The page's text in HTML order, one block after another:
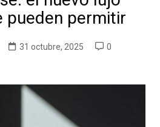
pueden permitir
31 octubre, 2025
0